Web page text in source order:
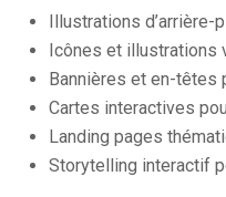
Illustrations d’arrière-
Icônes et illustrations
Bannières et en-têtes
Cartes interactives
Landing pages
Storytelling interactif